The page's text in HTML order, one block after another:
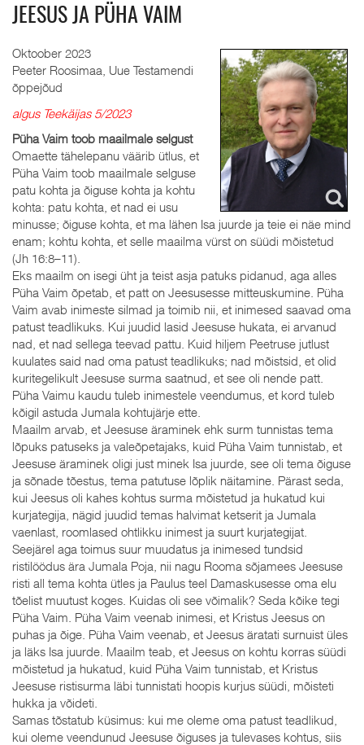
JEESUS JA PÜHA VAIM
Oktoober 2023
Peeter Roosimaa, Uue Testamendi
õppejõud
algus Teekäijas 5/2023
Püha Vaim toob maailmale selgust
Omaette tähelepanu väärib ütlus, et
Püha Vaim toob maailmale selguse
patu kohta ja õiguse kohta ja kohtu
kohta: patu kohta, et nad ei usu
minusse; õiguse kohta, et ma lähen Isa juurde ja teie ei näe mind
enam; kohtu kohta, et selle maailma vürst on süüdi mõistetud
(Jh 16:8–11).
Eks maailm on isegi üht ja teist asja patuks pidanud, aga alles
Püha Vaim õpetab, et patt on Jeesusesse mitteuskumine. Püha
Vaim avab inimeste silmad ja toimib nii, et inimesed saavad oma
patust teadlikuks. Kui juudid lasid Jeesuse hukata, ei arvanud
nad, et nad sellega teevad pattu. Kuid hiljem Peetruse jutlust
kuulates said nad oma patust teadlikuks; nad mõistsid, et olid
kuritegelikult Jeesuse surma saatnud, et see oli nende patt.
Püha Vaimu kaudu tuleb inimestele veendumus, et kord tuleb
kõigil astuda Jumala kohtujärje ette.
Maailm arvab, et Jeesuse äraminek ehk surm tunnistas tema
lõpuks patuseks ja valeõpetajaks, kuid Püha Vaim tunnistab, et
Jeesuse äraminek oligi just minek Isa juurde, see oli tema õiguse
ja sõnade tõestus, tema patutuse lõplik näitamine. Pärast seda,
kui Jeesus oli kahes kohtus surma mõistetud ja hukatud kui
kurjategija, nägid juudid temas halvimat ketserit ja Jumala
vaenlast, roomlased ohtlikku inimest ja suurt kurjategijat.
Seejärel aga toimus suur muudatus ja inimesed tundsid
ristilöödus ära Jumala Poja, nii nagu Rooma sõjamees Jeesuse
risti all tema kohta ütles ja Paulus teel Damaskusesse oma elu
tõelist muutust koges. Kuidas oli see võimalik? Seda kõike tegi
Püha Vaim. Püha Vaim veenab inimesi, et Kristus Jeesus on
puhas ja õige. Püha Vaim veenab, et Jeesus äratati surnuist üles
ja läks Isa juurde. Maailm teab, et Jeesus on kohtu korras süüdi
mõistetud ja hukatud, kuid Püha Vaim tunnistab, et Kristus
Jeesuse ristisurma läbi tunnistati hoopis kurjus süüdi, mõisteti
hukka ja võideti.
Samas tõstatub küsimus: kui me oleme oma patust teadlikud,
kui oleme veendunud Jeesuse õiguses ja tulevases kohtus, siis